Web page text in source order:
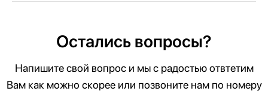
Остались вопросы?
Напишите свой вопрос и мы с радостью отвтетим
Вам как можно скорее или позвоните нам по номеру